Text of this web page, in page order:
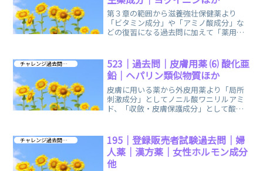
第３章の範囲から滋養強壮保健薬より
「ビタミン成分」や「アミノ酸成分」な
どの復習になる過去問に加えて「薬用
チャレンジ過去問 第３章
523｜過去問｜皮膚用薬 ⑹ 酸化亜
鉛｜ヘパリン類似物質ほか
皮膚に用いる薬から外皮用薬より「局所
刺激成分」としてノニル酸ワニリルアミ
ド、「収斂・皮膚保護成分」として酸化
チャレンジ過去問 第３章
195｜登録販売者試験過去問｜婦
人薬｜漢方薬｜女性ホルモン成分
他